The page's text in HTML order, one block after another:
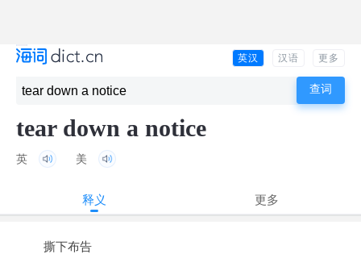
英汉 汉语 更多
tear down a notice
英 美
释义 更多
撕下布告